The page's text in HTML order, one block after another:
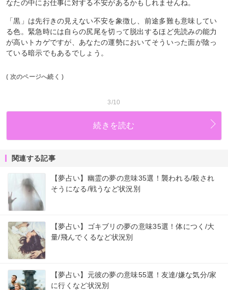
なたの中にお仕事に対する不安があるかもしれませんね。
「黒」は先行きの見えない不安を象徴し、前途多難も意味してい
る色。緊急時には自らの尻尾を切って脱出するほど先読みの能力
が高いトカゲですが、あなたの運勢においてそういった面が陰っ
ている暗示でもあるでしょう。
( 次のページへ続く )
3/10
続きを読む
関連する記事
【夢占い】幽霊の夢の意味35選！襲われる/殺され
そうになる/戦うなど状況別
【夢占い】ゴキブリの夢の意味35選！体につく/大
量/飛んでくるなど状況別
【夢占い】元彼の夢の意味55選！友達/嫌な気分/家
に行くなど状況別